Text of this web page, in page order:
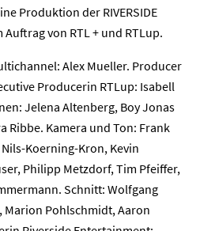
Produktion der RIVERSIDE
Auftrag von RTL + und RTLup.
Alex Mueller. Producer
Producerin RTLup: Isabell
Jelena Altenberg, Boy Jonas
Ribbe. Kamera und Ton: Frank
Koerning-Kron, Kevin
Philipp Metzdorf, Tim Pfeiffer,
Schnitt: Wolfgang
Marion Pohlschmidt, Aaron